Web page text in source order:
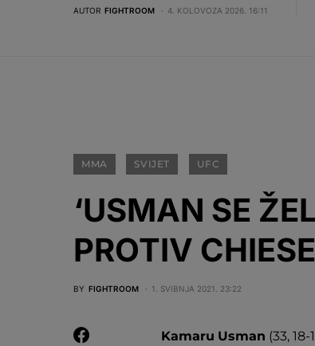
AUTOR FIGHTROOM 4. KOLOVOZA 2026. 16:11
MMA SVIJET UFC
‘USMAN SE
PROTIV
BY FIGHTROOM 1. SVIBNJA 2021. 23:22
Kamaru Usman (33,